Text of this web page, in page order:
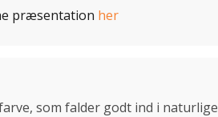
præsentation her
som falder godt ind i naturlige